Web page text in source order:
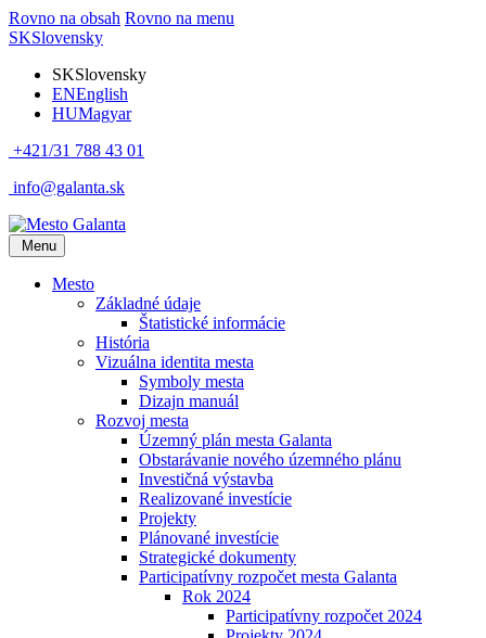
Rovno na obsah Rovno na menu
SKSlovensky
SKSlovensky
ENEnglish
HUMagyar
+421/31 788 43 01
info@galanta.sk
Menu
Mesto
Základné údaje
Štatistické informácie
História
Vizuálna identita mesta
Symboly mesta
Dizajn manuál
Rozvoj mesta
Územný plán mesta Galanta
Obstarávanie nového územného plánu
Investičná výstavba
Realizované investície
Projekty
Plánované investície
Strategické dokumenty
Participatívny rozpočet mesta Galanta
Rok 2024
Participatívny rozpočet 2024